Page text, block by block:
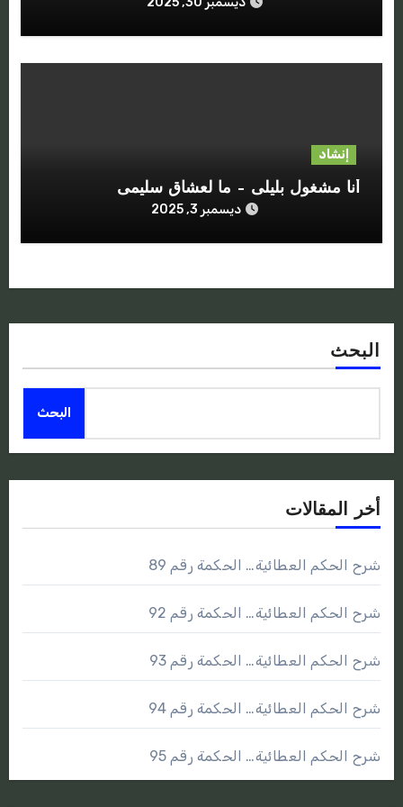
إنشاد
أنا مشغول بليلى – ما لعشاق سليمى
ديسمبر 3, 2025
البحث
البحث
أخر المقالات
شرح الحكم العطائية… الحكمة رقم 89
شرح الحكم العطائية… الحكمة رقم 92
شرح الحكم العطائية… الحكمة رقم 93
شرح الحكم العطائية… الحكمة رقم 94
شرح الحكم العطائية… الحكمة رقم 95